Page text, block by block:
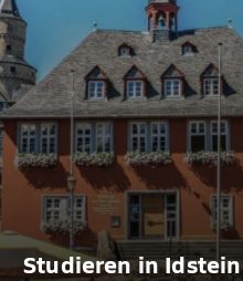
Studieren in Idstein